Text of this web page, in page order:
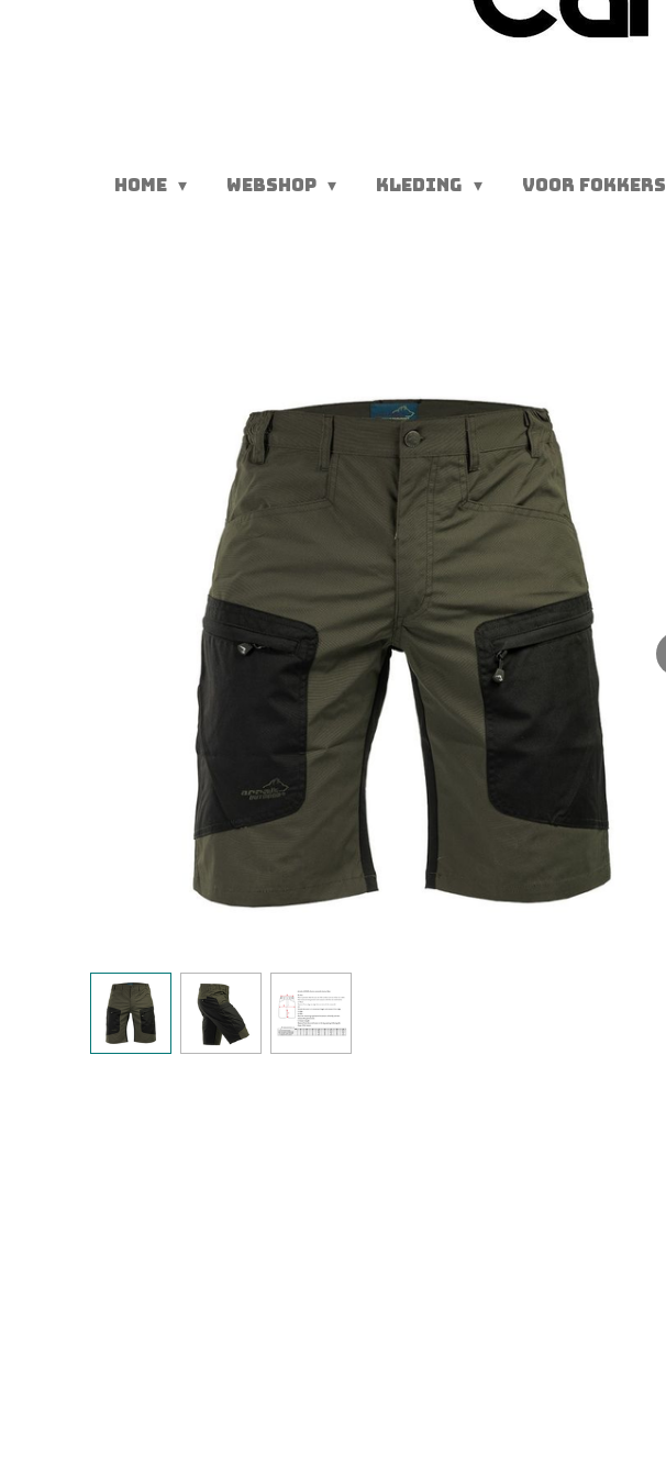
HOME WEBSHOP KLEDING VOOR FOKKERS